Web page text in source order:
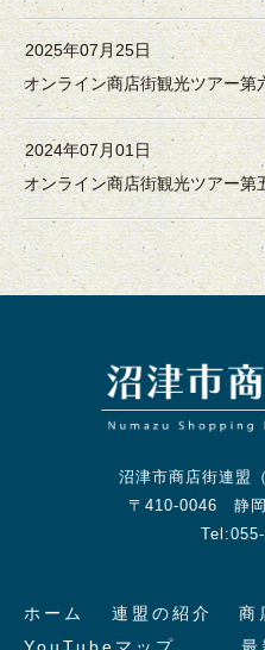
2025年07月25日
オンライン商店街観光ツアー第
2024年07月01日
オンライン商店街観光ツアー第
沼津市商店街連盟
〒410-0046 静
ホーム 連盟の紹介 商